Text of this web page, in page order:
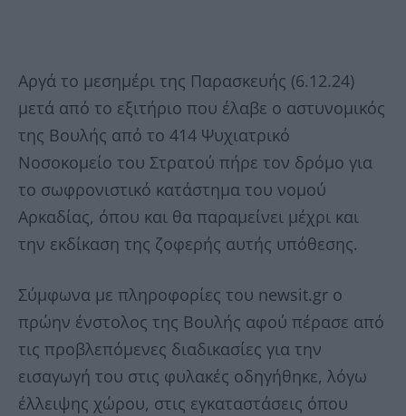
Αργά το μεσημέρι της Παρασκευής (6.12.24)
μετά από το εξιτήριο που έλαβε ο αστυνομικός
της Βουλής από το 414 Ψυχιατρικό
Νοσοκομείο του Στρατού πήρε τον δρόμο για
το σωφρονιστικό κατάστημα του νομού
Αρκαδίας, όπου και θα παραμείνει μέχρι και
την εκδίκαση της ζοφερής αυτής υπόθεσης.
Σύμφωνα με πληροφορίες του newsit.gr ο
πρώην ένστολος της Βουλής αφού πέρασε από
τις προβλεπόμενες διαδικασίες για την
εισαγωγή του στις φυλακές οδηγήθηκε, λόγω
έλλειψης χώρου, στις εγκαταστάσεις όπου